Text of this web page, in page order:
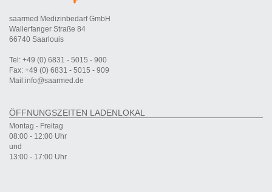
saarmed Medizinbedarf GmbH
Wallerfanger Straße 84
66740 Saarlouis
Tel: +49 (0) 6831 - 5015 - 900
Fax: +49 (0) 6831 - 5015 - 909
Mail:info@saarmed.de
ÖFFNUNGSZEITEN LADENLOKAL
Montag - Freitag
08:00 - 12:00 Uhr
und
13:00 - 17:00 Uhr